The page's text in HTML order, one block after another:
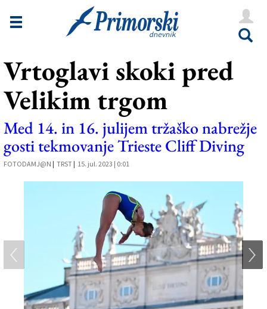
Novice
Goriška
Kultura
Še
Vreme
Uredništvo
Oglasi
Zadruga PD
Vrtoglavi skoki pred
Velikim trgom
Med 14. in 16. julijem tržaško nabrežje
gosti tekmovanje Trieste Cliff Diving
FOTODAMJ@N | TRST | 15. jul. 2023 | 0:01